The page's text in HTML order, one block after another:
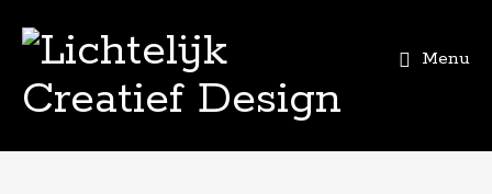
Menu